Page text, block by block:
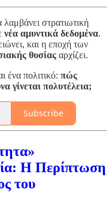
στρατιωτική
νέα αμυντικά δεδομένα.
και η εποχή των
θυσίας αρχίζει.
ένα πολιτικό: πώς
γίνεται πολυτέλεια;
Subscribe
Η Περίπτωση
του